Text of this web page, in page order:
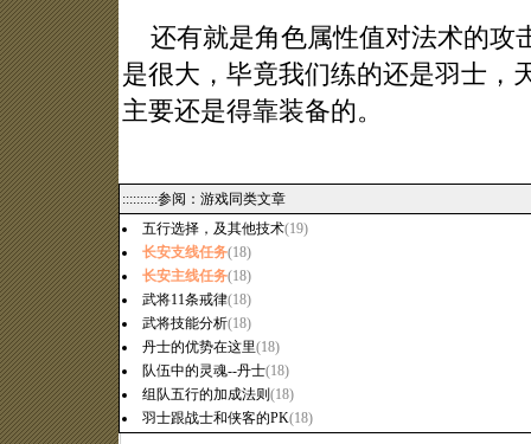
还有就是角色属性值对法术的攻
是很大，毕竟我们练的还是羽士，
主要还是得靠装备的。
::::::::::参阅：游戏同类文章
五行选择，及其他技术(19)
长安支线任务(18)
长安主线任务(18)
武将11条戒律(18)
武将技能分析(18)
丹士的优势在这里(18)
队伍中的灵魂--丹士(18)
组队五行的加成法则 (18)
羽士跟战士和侠客的PK(18)